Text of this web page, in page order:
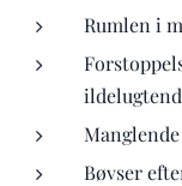
Rumlen i
Bøvser